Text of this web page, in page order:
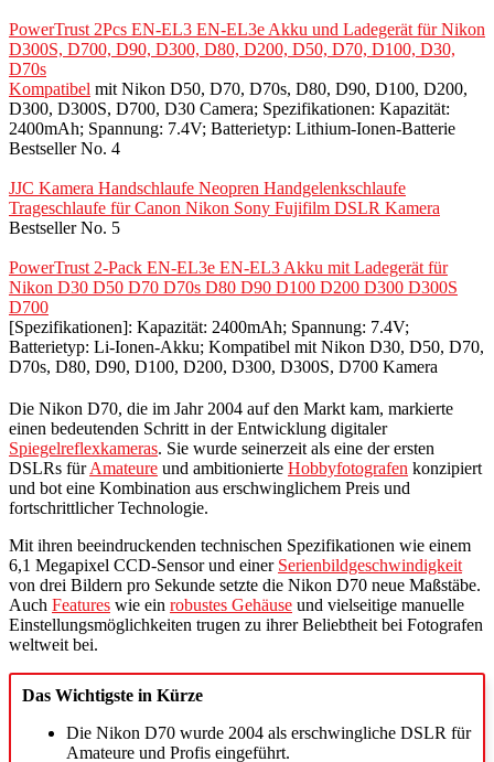
PowerTrust 2Pcs EN-EL3 EN-EL3e Akku und Ladegerät für Nikon
D300S, D700, D90, D300, D80, D200, D50, D70, D100, D30,
D70s
Kompatibel mit Nikon D50, D70, D70s, D80, D90, D100, D200,
D300, D300S, D700, D30 Camera; Spezifikationen: Kapazität:
2400mAh; Spannung: 7.4V; Batterietyp: Lithium-Ionen-Batterie
Bestseller No. 4
JJC Kamera Handschlaufe Neopren Handgelenkschlaufe
Trageschlaufe für Canon Nikon Sony Fujifilm DSLR Kamera
Bestseller No. 5
PowerTrust 2-Pack EN-EL3e EN-EL3 Akku mit Ladegerät für
Nikon D30 D50 D70 D70s D80 D90 D100 D200 D300 D300S
D700
[Spezifikationen]: Kapazität: 2400mAh; Spannung: 7.4V;
Batterietyp: Li-Ionen-Akku; Kompatibel mit Nikon D30, D50, D70,
D70s, D80, D90, D100, D200, D300, D300S, D700 Kamera
Die Nikon D70, die im Jahr 2004 auf den Markt kam, markierte
einen bedeutenden Schritt in der Entwicklung digitaler
Spiegelreflexkameras. Sie wurde seinerzeit als eine der ersten
DSLRs fürAmateure und ambitionierte Hobbyfotografen konzipiert
und bot eine Kombination aus erschwinglichem Preis und
fortschrittlicher Technologie.
Mit ihren beeindruckenden technischen Spezifikationen wie einem
6,1 Megapixel CCD-Sensor und einer Serienbildgeschwindigkeit
von drei Bildern pro Sekunde setzte die Nikon D70 neue Maßstäbe.
Auch Features wie ein robustes Gehäuse und vielseitige manuelle
Einstellungsmöglichkeiten trugen zu ihrer Beliebtheit bei Fotografen
weltweit bei.
Das Wichtigste in Kürze
Die Nikon D70 wurde 2004 als erschwingliche DSLR für
Amateure und Profis eingeführt.